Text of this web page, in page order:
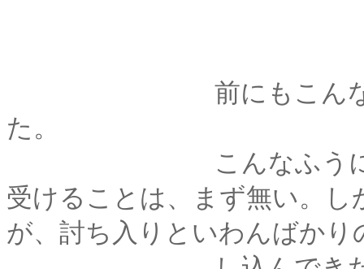
前にもこんなことが
た。
こんなふうに他流も
受けることは、まず無い。
が、討ち入りといわんばかり